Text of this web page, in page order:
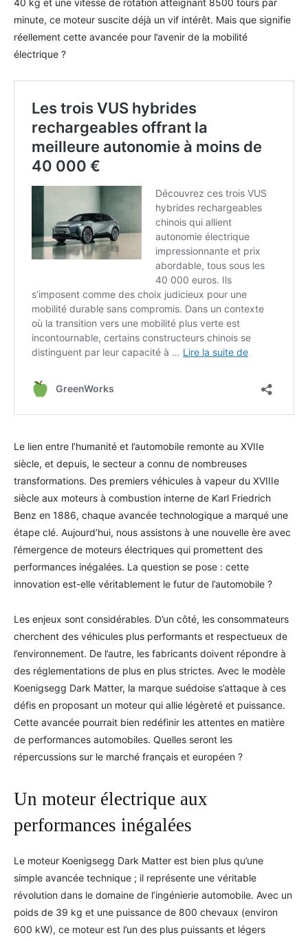
40 kg et une vitesse de rotation atteignant 8500 tours par
minute, ce moteur suscite déjà un vif intérêt. Mais que signifie
réellement cette avancée pour l’avenir de la mobilité
électrique ?
Le lien entre l’humanité et l’automobile remonte au XVIIe
siècle, et depuis, le secteur a connu de nombreuses
transformations. Des premiers véhicules à vapeur du XVIIIe
siècle aux moteurs à combustion interne de Karl Friedrich
Benz en 1886, chaque avancée technologique a marqué une
étape clé. Aujourd’hui, nous assistons à une nouvelle ère avec
l’émergence de moteurs électriques qui promettent des
performances inégalées. La question se pose : cette
innovation est-elle véritablement le futur de l’automobile ?
Les enjeux sont considérables. D’un côté, les consommateurs
cherchent des véhicules plus performants et respectueux de
l’environnement. De l’autre, les fabricants doivent répondre à
des réglementations de plus en plus strictes. Avec le modèle
Koenigsegg Dark Matter, la marque suédoise s’attaque à ces
défis en proposant un moteur qui allie légèreté et puissance.
Cette avancée pourrait bien redéfinir les attentes en matière
de performances automobiles. Quelles seront les
répercussions sur le marché français et européen ?
Un moteur électrique aux
performances inégalées
Le moteur Koenigsegg Dark Matter est bien plus qu’une
simple avancée technique ; il représente une véritable
révolution dans le domaine de l’ingénierie automobile. Avec un
poids de 39 kg et une puissance de 800 chevaux (environ
600 kW), ce moteur est l’un des plus puissants et légers